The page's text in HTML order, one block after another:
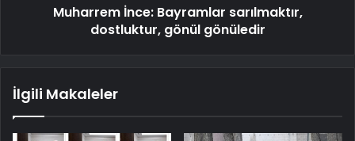
Muharrem İnce: Bayramlar sarılmaktır,
dostluktur, gönül gönüledir
İlgili Makaleler